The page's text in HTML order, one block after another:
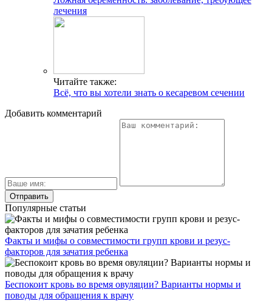
лечения
Читайте также:
Всё, что вы хотели знать о кесаревом сечении
Добавить комментарий
Популярные статьи
Факты и мифы о совместимости групп крови и резус-
факторов для зачатия ребенка
Беспокоит кровь во время овуляции? Варианты нормы и
поводы для обращения к врачу